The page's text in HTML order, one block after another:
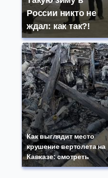
России никто не
ждал: как так?!
Как выглядит место
крушение вертолета на
Кавказе: смотреть